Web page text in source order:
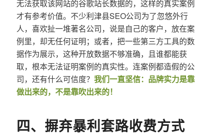
无法获取该网站的谷歌站长数据的，这样的真实案例
才有参考价值。不少利津县SEO公司为了忽悠外行
人，喜欢扯一堆著名公司，说是自己的客户，放在案
例里，却无任何证明；或者，把一些第三方工具的数
据作为展示，这种开放数据不够准确，且谁都能获
取，根本无法证明案例的真实性。连案例都造假的公
司，还有什么可信度？ 我们一直坚信：品牌实力是靠
做出来的，不是靠吹出来的！
四、摒弃暴利套路收费方式